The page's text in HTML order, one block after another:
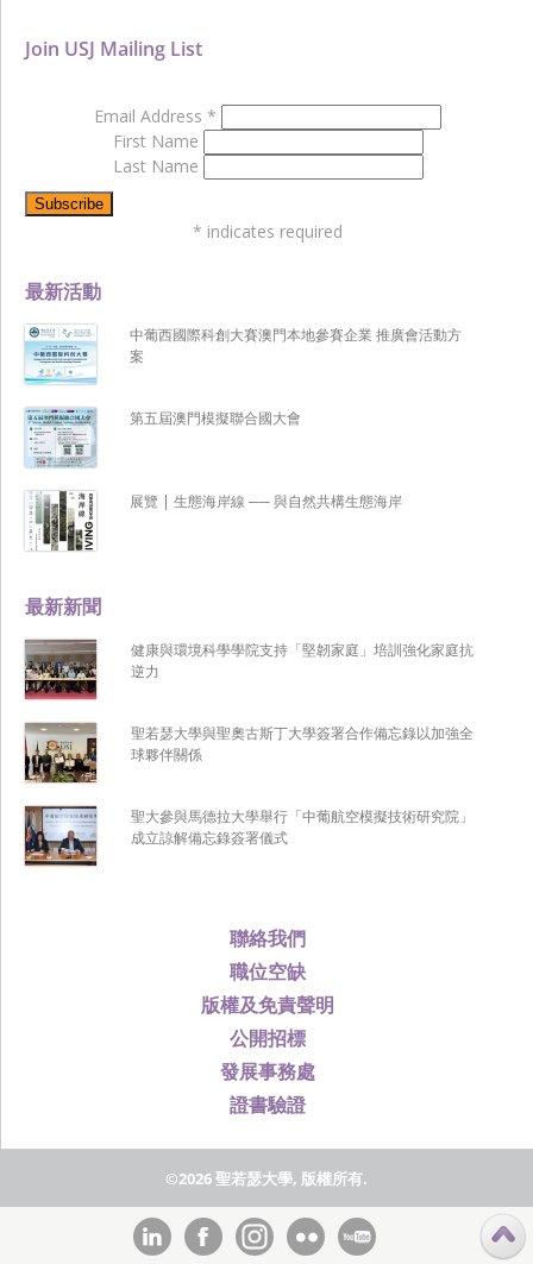
聯絡我們
職位空缺
版權及免責聲明
公開招標
發展事務處
證書驗證
最新新聞
健康與環境科學學院支持「堅韌家庭」培訓強化家庭抗
逆力
聖若瑟大學與聖奧古斯丁大學簽署合作備忘錄以加強全
球夥伴關係
聖大參與馬德拉大學舉行「中葡航空模擬技術研究院」
成立諒解備忘錄簽署儀式
最新活動
中葡西國際科創大賽澳門本地參賽企業 推廣會活動方
案
第五屆澳門模擬聯合國大會
展覽 | 生態海岸線 ── 與自然共構生態海岸
Join USJ Mailing List
Email Address *
First Name
Last Name
* indicates required
©2026 聖若瑟大學, 版權所有.